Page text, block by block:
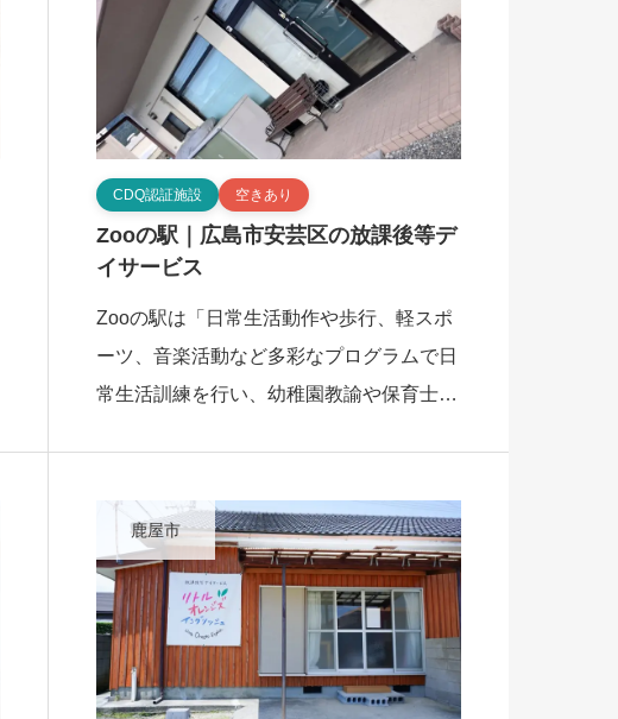
CDQ認証施設 空きあり
Zooの駅｜広島市安芸区の放課後等デ
イサービス
Zooの駅は「日常生活動作や歩行、軽スポ
ーツ、音楽活動など多彩なプログラムで日
常生活訓練を行い、幼稚園教諭や保育士が
施設は「 […]
鹿屋市